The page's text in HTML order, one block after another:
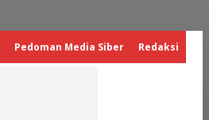
Pedoman Media Siber Redaksi